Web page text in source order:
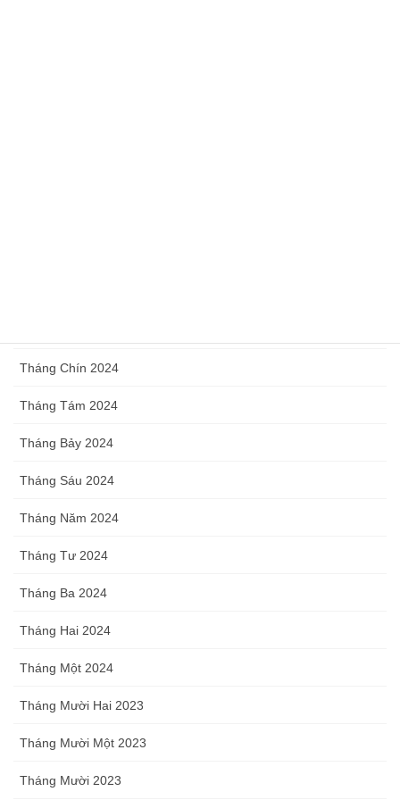
Tháng Chín 2024
Tháng Tám 2024
Tháng Bảy 2024
Tháng Sáu 2024
Tháng Năm 2024
Tháng Tư 2024
Tháng Ba 2024
Tháng Hai 2024
Tháng Một 2024
Tháng Mười Hai 2023
Tháng Mười Một 2023
Tháng Mười 2023